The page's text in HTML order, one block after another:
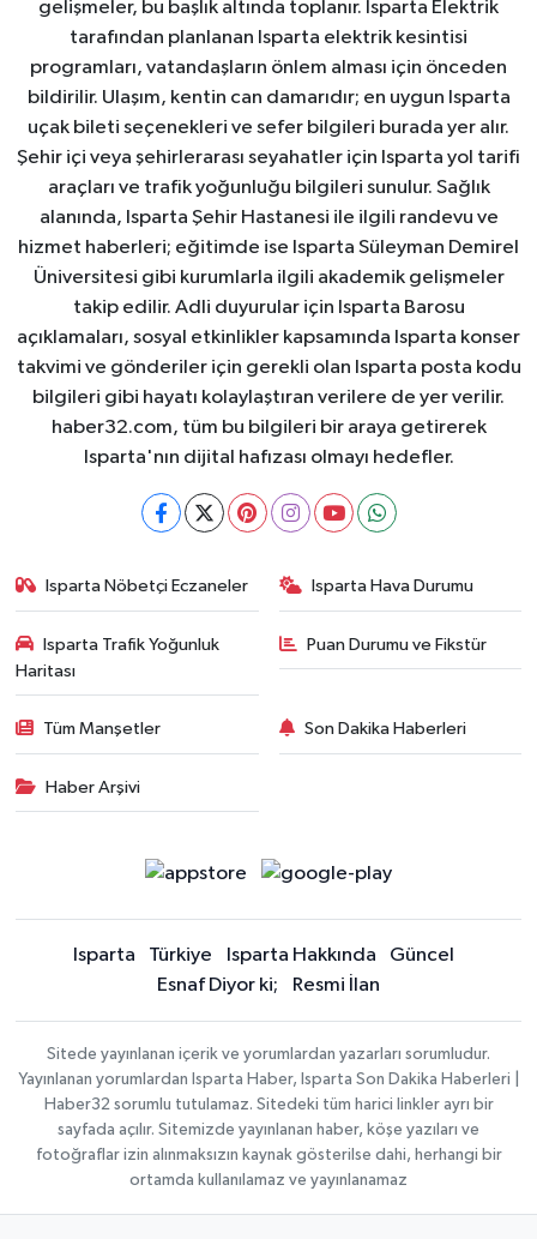
gelişmeler, bu başlık altında toplanır. Isparta Elektrik
tarafından planlanan Isparta elektrik kesintisi
programları, vatandaşların önlem alması için önceden
bildirilir. Ulaşım, kentin can damarıdır; en uygun Isparta
uçak bileti seçenekleri ve sefer bilgileri burada yer alır.
Şehir içi veya şehirlerarası seyahatler için Isparta yol tarifi
araçları ve trafik yoğunluğu bilgileri sunulur. Sağlık
alanında, Isparta Şehir Hastanesi ile ilgili randevu ve
hizmet haberleri; eğitimde ise Isparta Süleyman Demirel
Üniversitesi gibi kurumlarla ilgili akademik gelişmeler
takip edilir. Adli duyurular için Isparta Barosu
açıklamaları, sosyal etkinlikler kapsamında Isparta konser
takvimi ve gönderiler için gerekli olan Isparta posta kodu
bilgileri gibi hayatı kolaylaştıran verilere de yer verilir.
haber32.com, tüm bu bilgileri bir araya getirerek
Isparta'nın dijital hafızası olmayı hedefler.
Isparta Nöbetçi Eczaneler Isparta Hava Durumu
Isparta Trafik Yoğunluk
Haritası
Puan Durumu ve Fikstür
Tüm Manşetler Son Dakika Haberleri
Haber Arşivi
Isparta Türkiye Isparta Hakkında
Güncel
Esnaf Diyor ki;
Resmi İlan
Sitede yayınlanan içerik ve yorumlardan yazarları sorumludur.
Yayınlanan yorumlardan Isparta Haber, Isparta Son Dakika Haberleri |
Haber32 sorumlu tutulamaz. Sitedeki tüm harici linkler ayrı bir
sayfada açılır. Sitemizde yayınlanan haber, köşe yazıları ve
fotoğraflar izin alınmaksızın kaynak gösterilse dahi, herhangi bir
ortamda kullanılamaz ve yayınlanamaz